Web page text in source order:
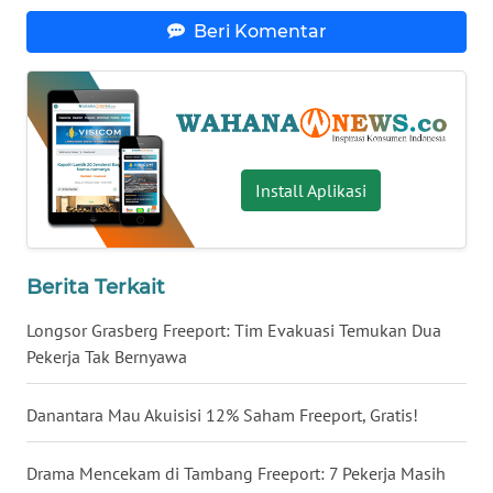
Beri Komentar
Install Aplikasi
Berita Terkait
Longsor Grasberg Freeport: Tim Evakuasi Temukan Dua
Pekerja Tak Bernyawa
Danantara Mau Akuisisi 12% Saham Freeport, Gratis!
Drama Mencekam di Tambang Freeport: 7 Pekerja Masih
BABEL
WN
SUMBAR
WN
SUMSEL
WN
BENGKULU
WN
LAMPUNG
WN